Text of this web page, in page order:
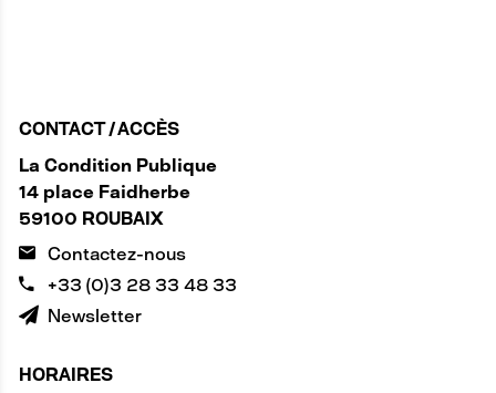
CONTACT / ACCÈS
La Condition Publique
14 place Faidherbe
59100 ROUBAIX
Contactez-nous
+33 (0)3 28 33 48 33
Newsletter
HORAIRES